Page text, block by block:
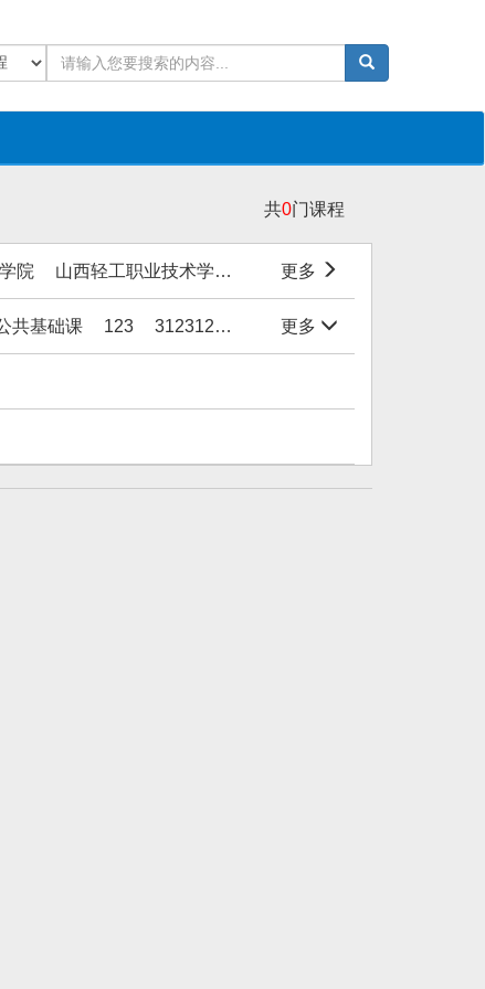
共0门课程
院 山西轻工职业技术学院 洛阳职业技术学院
更多
共基础课 123 31231231 1111更多